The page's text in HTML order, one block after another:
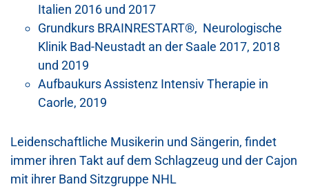
Italien 2016 und 2017
Grundkurs BRAINRESTART®, Neurologische
Klinik Bad-Neustadt an der Saale 2017, 2018
und 2019
Aufbaukurs Assistenz Intensiv Therapie in
Caorle, 2019
Leidenschaftliche Musikerin und Sängerin, findet
immer ihren Takt auf dem Schlagzeug und der Cajon
mit ihrer Band Sitzgruppe NHL